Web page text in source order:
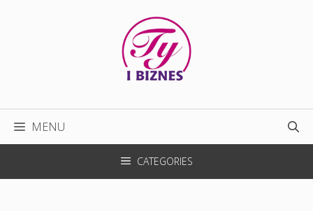
MENU
CATEGORIES